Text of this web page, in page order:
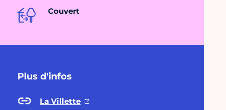
Couvert
Plus d'infos
La Villette